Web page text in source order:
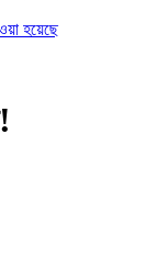
হয়েছে